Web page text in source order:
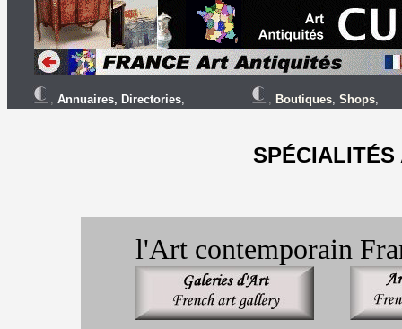
, Annuaires, Directories, , Boutiques, Shops,
SPÉCIALITÉS
l'Art contemporain